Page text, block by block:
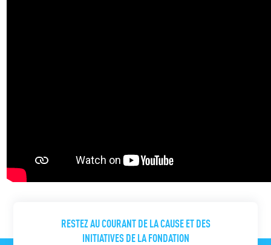
RESTEZ AU COURANT DE LA CAUSE ET DES
INITIATIVES DE LA FONDATION